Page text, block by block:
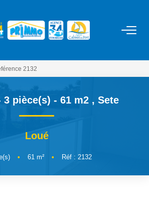
NOS SERVICES
2132
3 pièce(s) - 61 m2 , Sete
Loué
• 61 m² • Réf : 2132